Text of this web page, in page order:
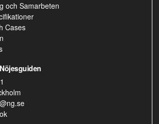
och Samarbeten
Cases